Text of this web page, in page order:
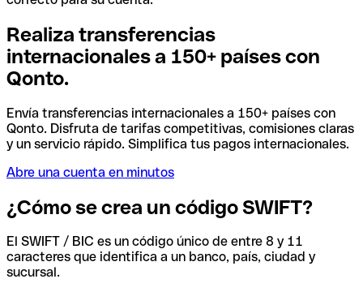
Realiza transferencias
internacionales a 150+ países con
Qonto.
Envía transferencias internacionales a 150+ países con
Qonto. Disfruta de tarifas competitivas, comisiones claras
y un servicio rápido. Simplifica tus pagos internacionales.
Abre una cuenta en minutos
¿Cómo se crea un código SWIFT?
El SWIFT / BIC es un código único de entre 8 y 11
caracteres que identifica a un banco, país, ciudad y
sucursal.